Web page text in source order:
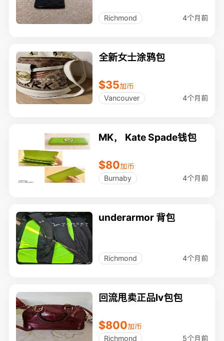
Richmond 4个月前
全新女士涂鸦包
$35加币
Vancouver
4个月前
MK， Kate Spade钱包
$80加币
Burnaby
4个月前
underarmor 背包
Richmond 4个月前
回流甩卖正品lv包包
$800加币
Richmond
5个月前